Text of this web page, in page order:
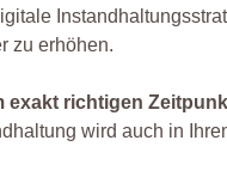
zu erhöhen.
exakt richtigen
wird auch in